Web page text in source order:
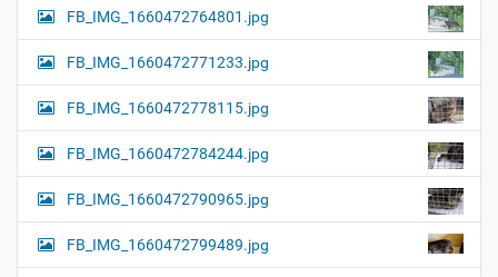
FB_IMG_1660472764801.jpg
FB_IMG_1660472771233.jpg
FB_IMG_1660472778115.jpg
FB_IMG_1660472784244.jpg
FB_IMG_1660472790965.jpg
FB_IMG_1660472799489.jpg